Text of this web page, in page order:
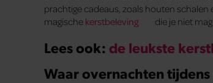
prachtige cadeaus, zoals houten
magische kerstbeleving die je niet
Lees ook: de leukste
Waar overnachten